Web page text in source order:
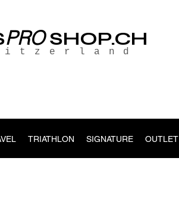
PROSHOP.CH
TRIATHLON SIGNATURE OUTLET